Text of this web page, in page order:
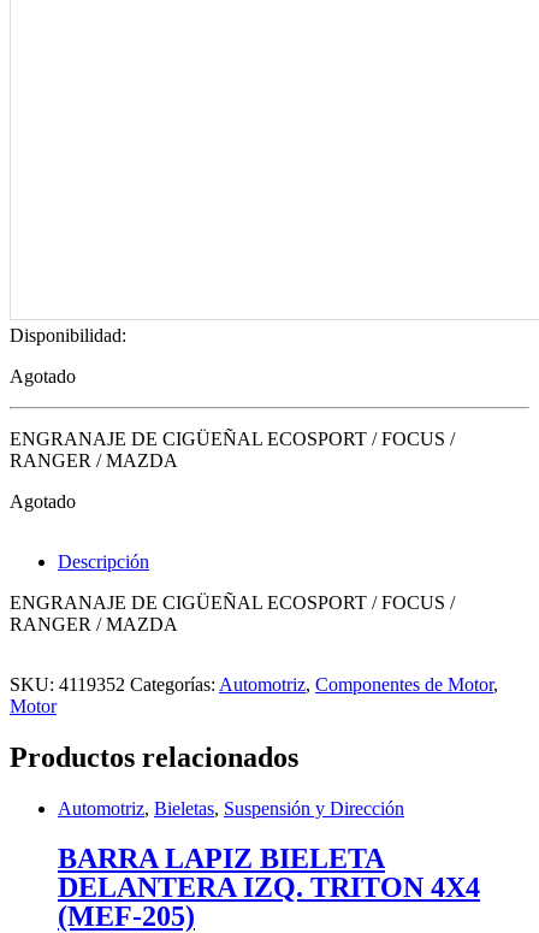
Disponibilidad:
Agotado
ENGRANAJE DE CIGÜEÑAL ECOSPORT / FOCUS /
RANGER / MAZDA
Agotado
Descripción
ENGRANAJE DE CIGÜEÑAL ECOSPORT / FOCUS /
RANGER / MAZDA
SKU: 4119352 Categorías: Automotriz, Componentes de Motor,
Motor
Productos relacionados
Automotriz, Bieletas, Suspensión y Dirección
BARRA LAPIZ BIELETA
DELANTERA IZQ. TRITON 4X4
(MEF-205)